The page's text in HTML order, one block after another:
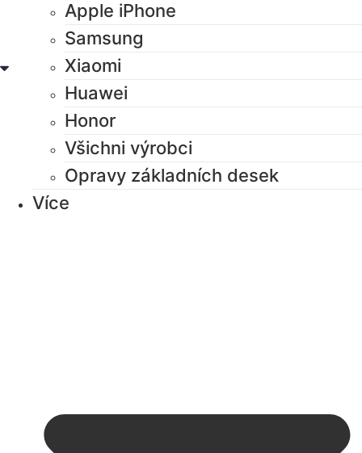
Apple iPhone
Samsung
Xiaomi
Huawei
Honor
Všichni výrobci
Opravy základních desek
Více